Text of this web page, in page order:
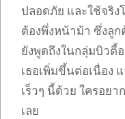
ปลอดภัย และใช้จริง
ต้องพึ่งหน้าม้า ซึ่งลู
ยังพูดถึงในกลุ่มบิวตี้
เธอเพิ่มขึ้นต่อเนื่อง
เร็วๆ นี้ด้วย ใครอย
เลย